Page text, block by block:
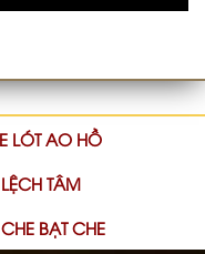
LÓT AO HỒ
TÂM
BẠT CHE